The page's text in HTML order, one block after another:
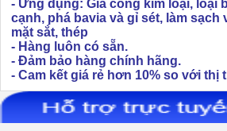
- Ứng dụng: Gia công kim loại, loại
cạnh, phá bavia và gỉ sét, làm sạch
mặt sắt, thép
- Hàng luôn có sẵn.
- Đảm bảo hàng chính hãng.
- Cam kết giá rẻ hơn 10% so với thị